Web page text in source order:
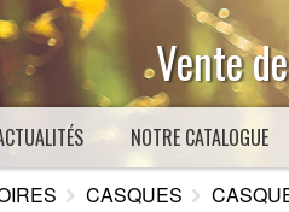
Vente
NOTRE CATALOGUE
CASQUES